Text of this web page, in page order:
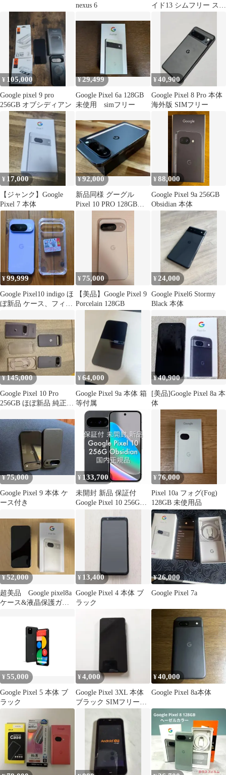
nexus 6
イド13 シムフリー スマ
¥ 105,000
Google pixel 9 pro
256GB オブシディアン
¥29,499
Google Pixel 6a 128GB
未使用 simフリー
¥40,900
Google Pixel 8 Pro 本体
海外版 SIMフリー
¥ 17,000
【ジャンク】Google
Pixel 7 本体
¥92,000
新品同様 グーグル
Pixel 10 PRO 128GB
¥88,000
Google Pixel 9a 256GB
Obsidian 本体
¥99,999
Google Pixel10 indigo ほ
ぼ新品 ケース、フィル
¥ 75,000
【美品】Google Pixel 9
Porcelain 128GB
¥ 24,000
Google Pixel6 Stormy
Black 本体
¥145,000
Google Pixel 10 Pro
256GB ほぼ新品 純正ケ
¥64,000
Google Pixel 9a 本体 箱
等付属
¥40,900
[美品]Google Pixel 8a 本
体
¥75,000
Google Pixel 9 本体 ケ
ース付き
¥ 133,700
未開封 新品 保証付
Google Pixel 10 256G
¥ 76,000
Pixel 10a フォグ(Fog)
128GB 未使用品
¥52,000
超美品 Google pixel8a
ケース&液晶保護ガラ
¥ 13,400
Google Pixel 4 本体 ブ
ラック
¥26,000
Google Pixel 7a
¥55,000
Google Pixel 5 本体 ブ
ラック
¥4,000
Google Pixel 3XL 本体
ブラック SIMフリー
¥40,000
Google Pixel 8a本体